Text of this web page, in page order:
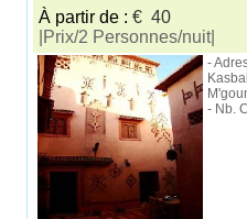
À partir de : € 40
|Prix/2 Personnes/nuit|
-
- Nb.